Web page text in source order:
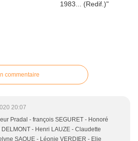
commentaire
20:07
Pradal - françois SEGURET - Honoré
DELMONT - Henri LAUZE - Claudette
SAQUE - Léonie VERDIER - Elie